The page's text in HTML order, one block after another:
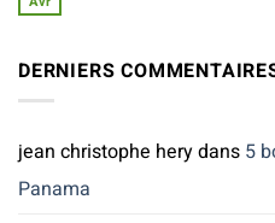
!
arrive…
DERNIERS
jean christophe herydans 5
Panama